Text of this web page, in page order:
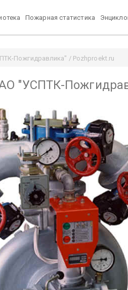
Пожарная статистика
Пожгидравлика" / Pozhproekt.ru
"УСПТК-